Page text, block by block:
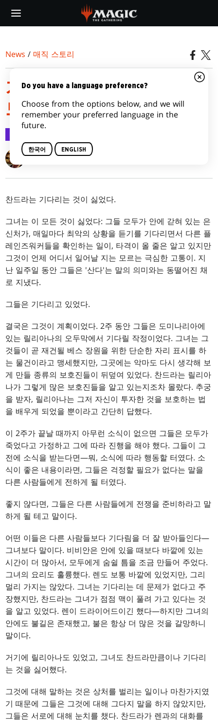
main
News / 매직 스토리
기계군단의 행진 | 에피소
드 2: 숨 참기
K. Arsenault Rivera
찬드라는 기다리는 것이 싫었다.
그녀는 이 모든 것이 싫었다: 그들 모두가 안에 갇혀 있는 은
신처가, 매일마다 최악의 상황을 듣기를 기다리면서 다른 플
레인즈워커들을 확인하는 일이, 타격이 올 줄은 알고 있지만
그것이 언제 어디서 일어날 지는 모르는 극심한 고통이. 지
난 일주일 동안 그들은 '산다'는 말의 의미와는 동떨어진 채
로 지냈다.
그들은 기다리고 있었다.
결국은 그것이 계획이었다. 2주 동안 그들은 도미나리아에
있는 릴리아나의 오두막에서 기다릴 작정이었다. 그녀는 그
것들이 곧 재건될 베스 장원을 위한 단순한 자리 표시를 하
는 물건이라고 맹세했지만, 그곳에는 악마도 다시 생각해 보
게 만들 종류의 보호진들이 뒤덮여 있었다. 찬드라는 릴리아
나가 그렇게 많은 보호진들을 알고 있는지조차 몰랐다. 추궁
을 받자, 릴리아나는 그저 자신이 투자한 것을 보호하는 법
을 배우게 되었을 뿐이라고 간단히 답했다.
이 2주가 끝날 때까지 아무런 소식이 없으면 그들은 모두가
죽었다고 가정하고 그에 따라 진행을 해야 했다. 그들이 그
전에 소식을 받는다면—뭐, 소식에 따라 행동할 터였다. 소
식이 좋은 내용이라면, 그들은 걱정할 필요가 없다는 말을
다른 사람들에게 전하게 될 터였다.
좋지 않다면, 그들은 다른 사람들에게 전쟁을 준비하라고 말
하게 될 테고 말이다.
어떤 이들은 다른 사람들보다 기다림을 더 잘 받아들인다—
그녀보다 말이다. 비비안은 안에 있을 때보다 바깥에 있는
시간이 더 많아서, 모두에게 숨쉴 틈을 조금 만들어 주었다.
그녀의 요리도 훌륭했다. 렌도 보통 바깥에 있었지만, 그리
멀리 가지는 않았다. 그녀는 기다리는 데 문제가 없다고 주
장했지만, 찬드라는 그녀가 점점 맥이 풀려 가고 있다는 것
을 알고 있었다. 렌이 드라이어드이긴 했다—하지만 그녀의
안에도 불길은 존재했고, 불은 항상 더 많은 것을 갈망하니
말이다.
거기에 릴리아나도 있었고, 그녀도 찬드라만큼이나 기다리
는 것을 싫어했다.
그것에 대해 말하는 것은 상처를 벌리는 일이나 마찬가지였
기 때문에 그들은 그것에 대해 그다지 말을 하지 않았지만,
그들은 서로에 대해 눈치를 챘다. 찬드라가 렌과의 대화를
Do you have a language preference?
Choose from the options below, and we will
remember your preferred language in the
future.
한국어 ENGLISH